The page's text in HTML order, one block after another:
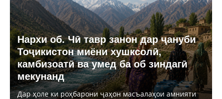
Нархи об. Чӣ тавр занон дар ҷануби
Тоҷикистон миёни хушксолӣ,
камбизоатӣ ва умед ба об зиндагӣ
мекунанд
Дар ҳоле ки роҳбарони ҷаҳон масъалаҳои амнияти